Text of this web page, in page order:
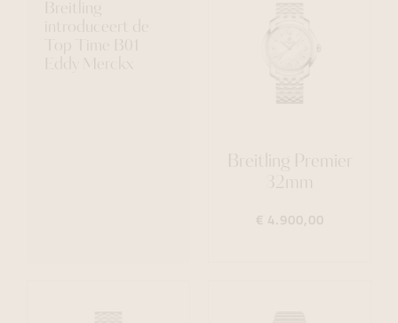
Breitling
introduceert de
Top Time B01
Eddy Merckx
Breitling Premier
32mm
€ 4.900,00